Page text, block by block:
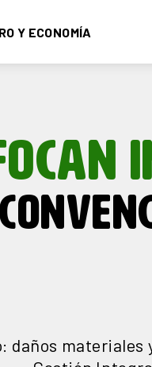
Y ECONOMÍA
daños